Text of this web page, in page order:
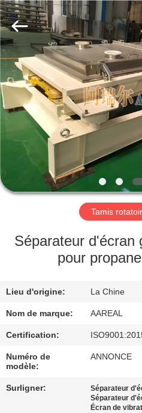
À
LA
MAISON
PRODUITS
À
PROPOS
NOUS
DE
L'USINE
CONTRÔLE
DE
LA
2026
Xinxiang
AAREAL
Machine
Co.,Ltd.
All
Rights
Tamis
Séparateur d'écran
pour
Lieu d'origine: La Chine
Nom de marque: AAREAL
Certification:
Numéro de
modèle:
ANNONCE
Surligner: Séparateur
Séparateur
Écran de